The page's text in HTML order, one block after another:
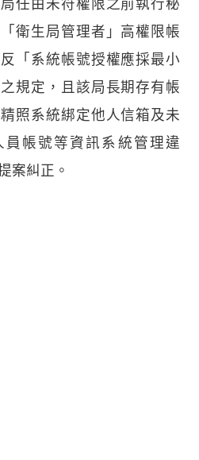
任由未符權限之前執行秘
衛生局管理者」高權限帳
「系統帳號授權應採最小
規定，且該局長期存有帳
照系統綁定他人信箱及未
員帳號等資訊系統管理違
案糾正。